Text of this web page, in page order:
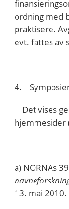
ordning med
praktisere.
evt. fattes av
4.
Det vises
hjemmesider
a) NORNAs
13. mai 2010.